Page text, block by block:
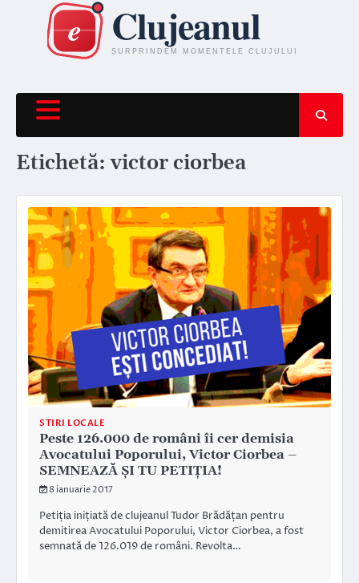
content
Etichetă:victor ciorbea
STIRI LOCALE
Peste 126.000 de români îi cer demisia
Avocatului Poporului, Victor Ciorbea –
SEMNEAZĂ ȘI TU PETIȚIA!
8 ianuarie 2017
Petiția inițiată de clujeanul Tudor Brădățan pentru
demitirea Avocatului Poporului, Victor Ciorbea, a fost
semnată de 126.019 de români. Revolta…